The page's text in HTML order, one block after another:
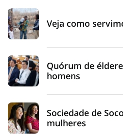
Veja como
Quórum de
homens
Sociedade de
mulheres